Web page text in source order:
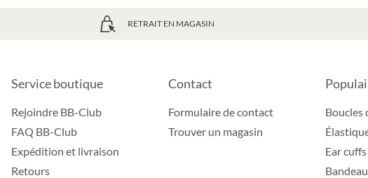
RETRAIT EN MAGASIN
Service boutique
Rejoindre BB-Club
FAQ BB-Club
Expédition et livraison
Retours
Contact
Formulaire de contact
Trouver un magasin
Boucles
Ear cuffs